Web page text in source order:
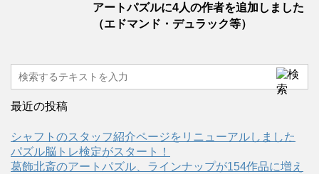
アートパズルに4人の作者を追加しました
（エドマンド・デュラック等）
最近の投稿
シャフトのスタッフ紹介ページをリニューアルしました
パズル脳トレ検定がスタート！
葛飾北斎のアートパズル、ラインナップが154作品に増え